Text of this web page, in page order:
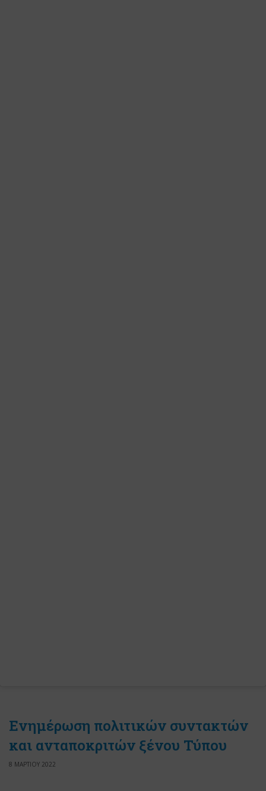
Ενημέρωση πολιτικών συντακτών
και ανταποκριτών ξένου Τύπου
8 ΜΑΡΤΙΟΥ 2022